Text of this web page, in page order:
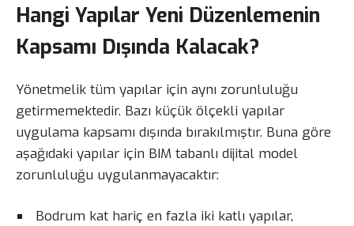
Hangi Yapılar Yeni Düzenlemenin
Kapsamı Dışında Kalacak?
Yönetmelik tüm yapılar için aynı zorunluluğu
getirmemektedir. Bazı küçük ölçekli yapılar
uygulama kapsamı dışında bırakılmıştır. Buna göre
aşağıdaki yapılar için BIM tabanlı dijital model
zorunluluğu uygulanmayacaktır:
Bodrum kat hariç en fazla iki katlı yapılar,